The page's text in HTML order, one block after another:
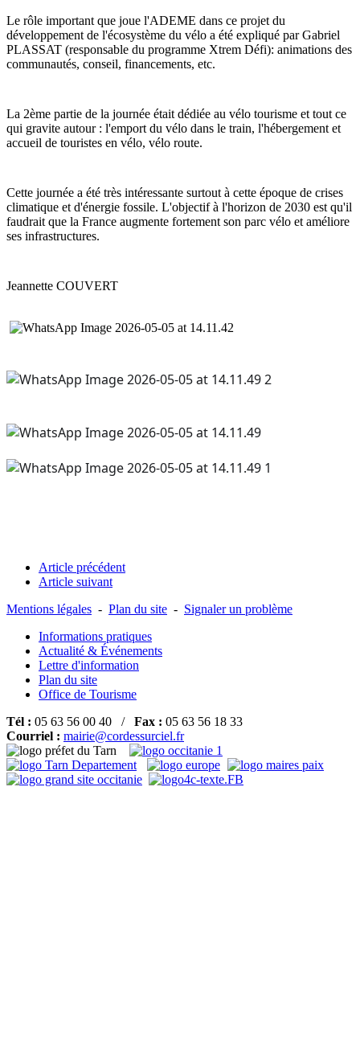
Le rôle important que joue l'ADEME dans ce projet du
développement de l'écosystème du vélo a été expliqué par Gabriel
PLASSAT (responsable du programme Xtrem Défi): animations des
communautés, conseil, financements, etc.
La 2ème partie de la journée était dédiée au vélo tourisme et tout ce
qui gravite autour : l'emport du vélo dans le train, l'hébergement et
accueil de touristes en vélo, vélo route.
Cette journée a été très intéressante surtout à cette époque de crises
climatique et d'énergie fossile. L'objectif à l'horizon de 2030 est qu'il
faudrait que la France augmente fortement son parc vélo et améliore
ses infrastructures.
Jeannette COUVERT
Article précédent
Article suivant
Mentions légales - Plan du site - Signaler un problème
Informations pratiques
Actualité & Événements
Lettre d'information
Plan du site
Office de Tourisme
Tél : 05 63 56 00 40 / Fax : 05 63 56 18 33
Courriel : mairie@cordessurciel.fr